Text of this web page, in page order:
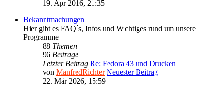
19. Apr 2016, 21:35
Bekanntmachungen
Hier gibt es FAQ´s, Infos und Wichtiges rund um unsere
Programme
88 Themen
96 Beiträge
Letzter Beitrag Re: Fedora 43 und Drucken
von ManfredRichter Neuester Beitrag
22. Mär 2026, 15:59